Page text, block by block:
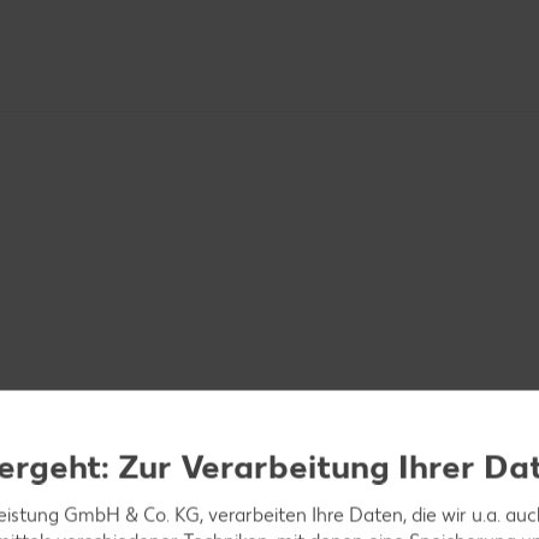
Puderzucker und Vanillezucker steif
unter den Joghurt rühren. Joghurt- und
Zur Verarbeitung Ihrer
GmbH & Co. KG, verarbeiten Ihre Daten, die wir u.a.